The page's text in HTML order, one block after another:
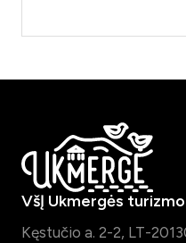
VšĮ Ukmergės
Kęstučio a. 2-2, LT-